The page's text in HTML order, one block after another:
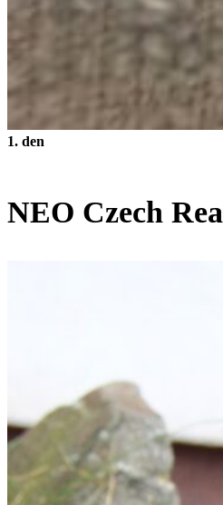
1. den
NEO Czech Rea